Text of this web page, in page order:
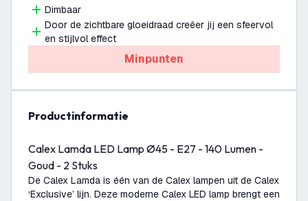
Dimbaar
Door de zichtbare gloeidraad creëer jij een sfeervol
en stijlvol effect
Minpunten
productinformatie
Calex Lamda LED Lamp Ø45 - E27 - 140 Lumen -
Goud - 2 Stuks
De Calex Lamda is één van de Calex lampen uit de Calex
‘Exclusive’ lijn. Deze moderne Calex LED lamp brengt een